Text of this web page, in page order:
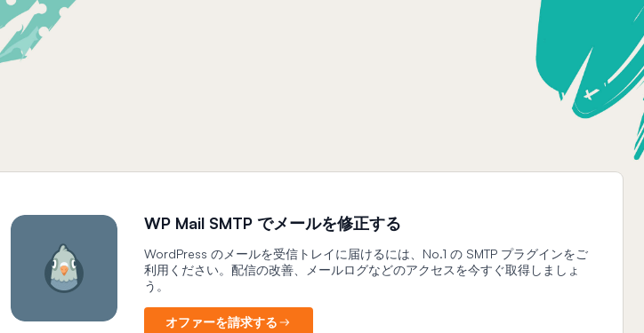
WP Mail SMTP でメールを修正する
WordPress のメールを受信トレイに届けるには、No.1 の SMTP プラグインをご
利用ください。配信の改善、メールログなどのアクセスを今すぐ取得しましょ
う。
オファーを請求する